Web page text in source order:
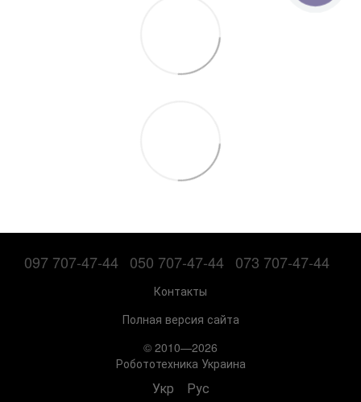
097 707-47-44 050 707-47-44 073 707-47-44
Контакты
Полная версия сайта
© 2010—2026
Робототехника Украина
Укр Рус